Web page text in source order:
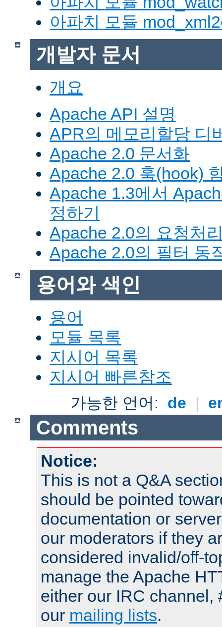
아파치 모듈
개발자 문서
개요
Apache API 설명
APR의 메모리할당 디
Apache 2.0 문서화
Apache 2.0 훅(hook)
Apache 1.3에서
정하기
Apache 2.0의 요청처
Apache 2.0의 필터 동
용어와 색인
용어
모듈 목록
지시어 목록
지시어 빠른참조
가능한 언어: de |
Comments
Notice:
This is not a Q&A
should be pointed
documentation or
our moderators if they
considered invalid/off-
manage the Apache
either our IRC channel,
our mailing lists.